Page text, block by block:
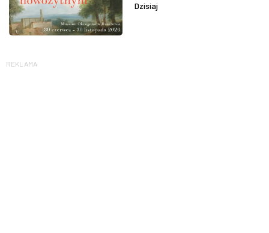
Dzisiaj
REKLAMA